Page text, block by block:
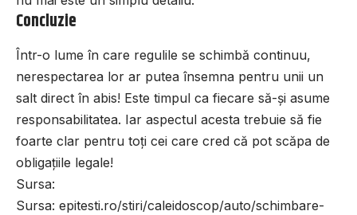
Concluzie
Într-o lume în care regulile se schimbă continuu,
nerespectarea lor ar putea însemna pentru unii un
salt direct în abis! Este timpul ca fiecare să-și asume
responsabilitatea. Iar aspectul acesta trebuie să fie
foarte clar pentru toți cei care cred că pot scăpa de
obligațiile legale!
Sursa:
Sursa: epitesti.ro/stiri/caleidoscop/auto/schimbare-